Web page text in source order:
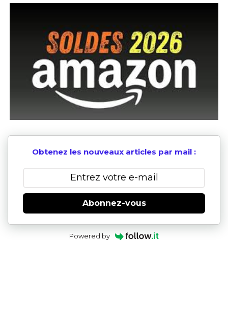
Obtenez les nouveaux articles par mail :
Abonnez-vous
Powered by